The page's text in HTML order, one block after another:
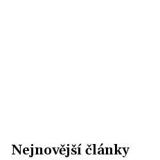
Nejnovější články